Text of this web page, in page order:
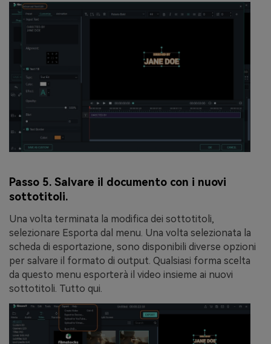
Passo 5. Salvare il documento con i nuovi
sottotitoli.
Una volta terminata la modifica dei sottotitoli,
selezionare Esporta dal menu. Una volta selezionata la
scheda di esportazione, sono disponibili diverse opzioni
per salvare il formato di output. Qualsiasi forma scelta
da questo menu esporterà il video insieme ai nuovi
sottotitoli. Tutto qui.